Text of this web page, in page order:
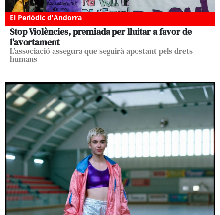
El Periòdic d'Andorra
Stop Violències, premiada per lluitar a favor de
l’avortament
L’associació assegura que seguirà apostant pels drets
humans